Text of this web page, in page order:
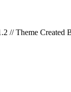
// Theme Created